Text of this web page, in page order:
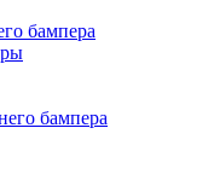
бампера
бампера